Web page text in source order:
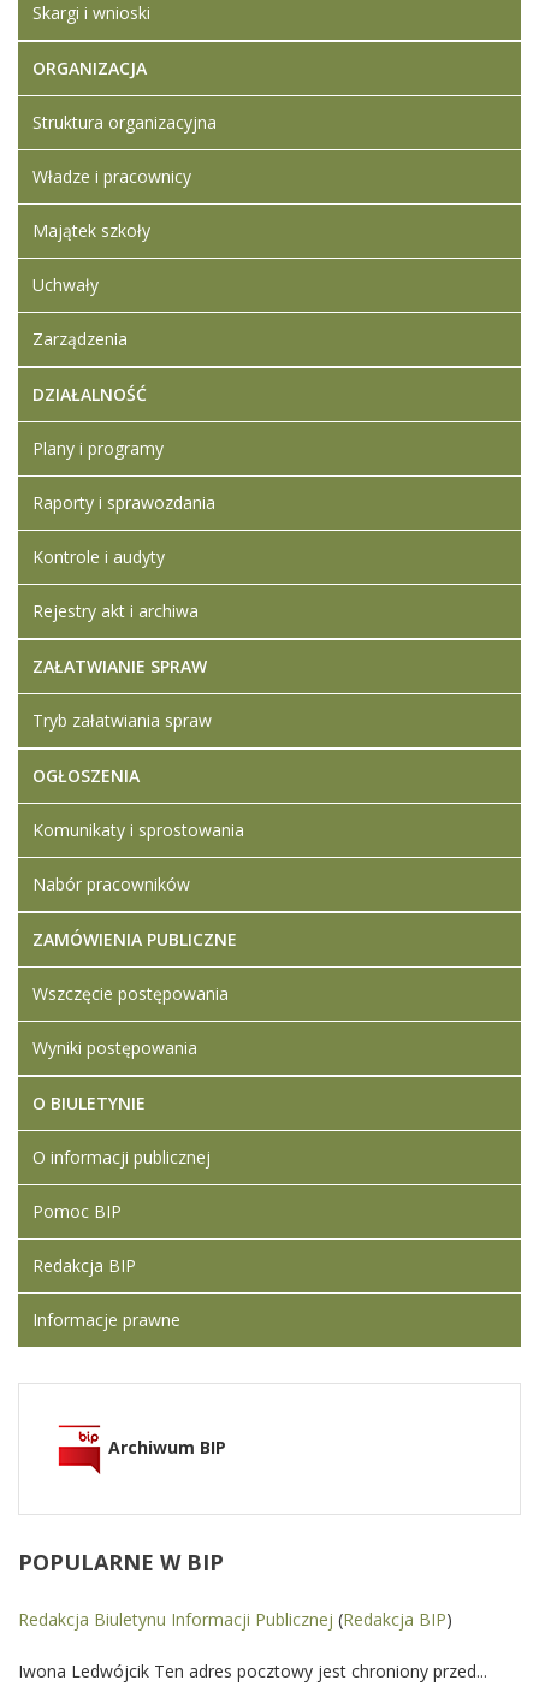
Skargi i wnioski
ORGANIZACJA
Struktura organizacyjna
Władze i pracownicy
Majątek szkoły
Uchwały
Zarządzenia
DZIAŁALNOŚĆ
Plany i programy
Raporty i sprawozdania
Kontrole i audyty
Rejestry akt i archiwa
ZAŁATWIANIE SPRAW
Tryb załatwiania spraw
OGŁOSZENIA
Komunikaty i sprostowania
Nabór pracowników
ZAMÓWIENIA PUBLICZNE
Wszczęcie postępowania
Wyniki postępowania
O BIULETYNIE
O informacji publicznej
Pomoc BIP
Redakcja BIP
Informacje prawne
Archiwum BIP
POPULARNE W BIP
Redakcja Biuletynu Informacji Publicznej (Redakcja BIP)
Iwona Ledwójcik Ten adres pocztowy jest chroniony przed...